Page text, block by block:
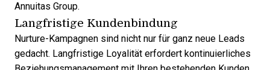
Annuitas Group.
Langfristige Kundenbindung
Nurture-Kampagnen sind nicht nur für ganz neue Leads
gedacht. Langfristige Loyalität erfordert kontinuierliches